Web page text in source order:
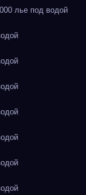
лье под водой